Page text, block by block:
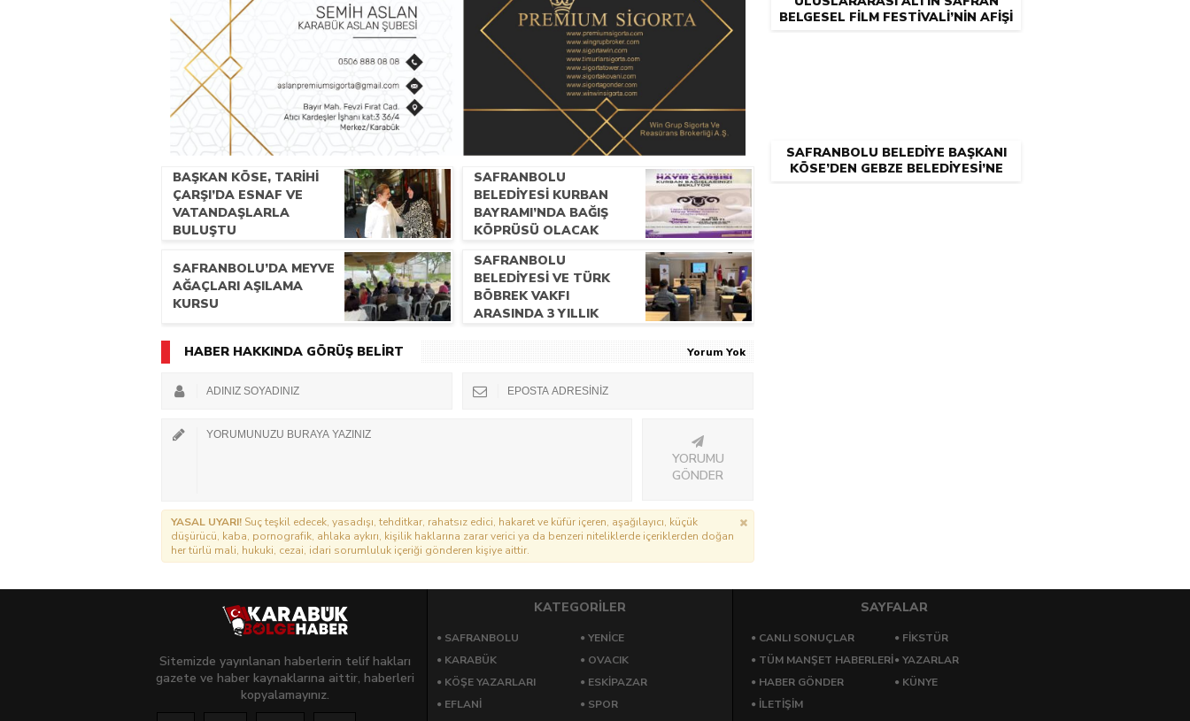
BAŞKAN KÖSE, TARİHİ
ÇARŞI’DA ESNAF VE
VATANDAŞLARLA
BULUŞTU
SAFRANBOLU
BELEDİYESİ KURBAN
BAYRAMI’NDA BAĞIŞ
KÖPRÜSÜ OLACAK
SAFRANBOLU’DA MEYVE
AĞAÇLARI AŞILAMA
KURSU
SAFRANBOLU
BELEDİYESİ VE TÜRK
BÖBREK VAKFI
ARASINDA 3 YILLIK
HABER HAKKINDA GÖRÜŞ BELİRT
Yorum Yok
YORUMU
GÖNDER
YASAL UYARI! Suç teşkil edecek, yasadışı, tehditkar, rahatsız edici, hakaret ve küfür içeren, aşağılayıcı, küçük
düşürücü, kaba, pornografik, ahlaka aykırı, kişilik haklarına zarar verici ya da benzeri niteliklerde içeriklerden doğan
her türlü mali, hukuki, cezai, idari sorumluluk içeriği gönderen kişiye aittir.
BELGESEL FİLM FESTİVALİ’NİN AFİŞİ
SAFRANBOLU BELEDİYE BAŞKANI
KÖSE’DEN GEBZE BELEDİYESİ’NE
Sitemizde yayınlanan haberlerin telif hakları
gazete ve haber kaynaklarına aittir, haberleri
kopyalamayınız.
KATEGORİLER
SAFRANBOLU
YENICE
KARABÜK
OVACIK
KÖŞE YAZARLARI
ESKIPAZAR
EFLANI
SPOR
SAYFALAR
CANLI SONUÇLAR
FİKSTÜR
TÜM MANŞET HABERLERİ
YAZARLAR
HABER GÖNDER
KÜNYE
İLETİŞİM